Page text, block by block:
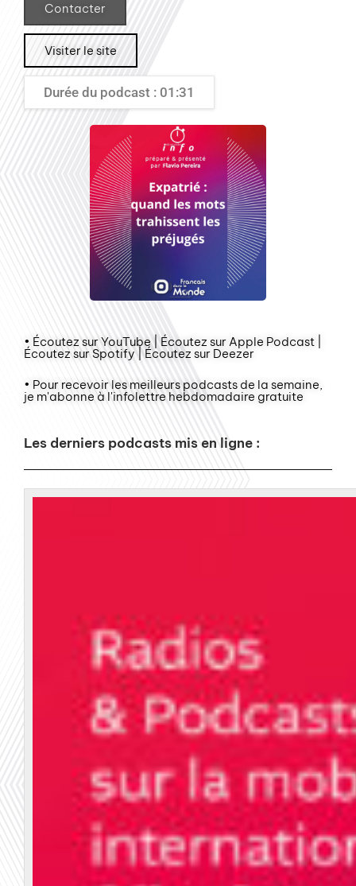
Contacter
Visiter le site
Durée du podcast : 01:31
• Écoutez sur YouTube | Écoutez sur Apple Podcast |
Écoutez sur Spotify | Écoutez sur Deezer
• Pour recevoir les meilleurs podcasts de la semaine,
je m'abonne à l'infolettre hebdomadaire gratuite
Les derniers podcasts mis en ligne :